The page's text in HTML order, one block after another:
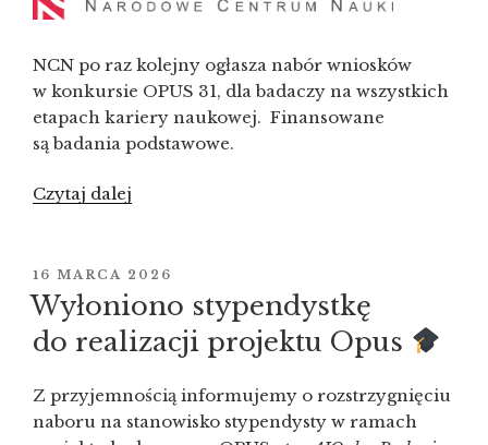
NCN po raz kolejny ogłasza nabór wniosków
w konkursie OPUS 31, dla badaczy na wszystkich
etapach kariery naukowej. Finansowane
są badania podstawowe.
Czytaj dalej
otwarty
nabór
wniosków
na finansowanie
OPUBLIKOWANE
W
16 MARCA 2026
Wyłoniono stypendystkę
do realizacji projektu Opus
Z przyjemnością informujemy o rozstrzygnięciu
naboru na stanowisko stypendysty w ramach